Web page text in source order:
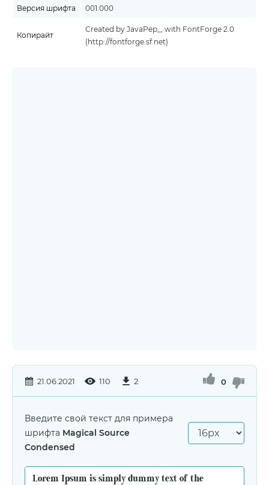
Версия шрифта 001.000
Копирайт
Created by JavaPep,,, with FontForge 2.0
(http://fontforge.sf.net)
21.06.2021 110 2 0
Введите свой текст для примера
шрифта Magical Source
Condensed